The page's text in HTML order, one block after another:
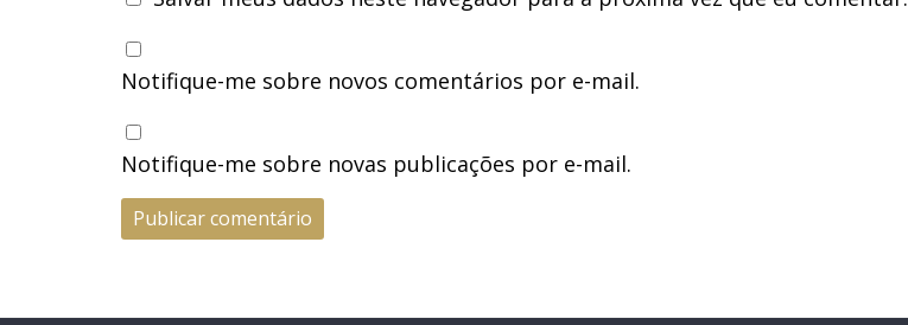
Notifique-me sobre novos comentários por e-mail.
Notifique-me sobre novas publicações por e-mail.